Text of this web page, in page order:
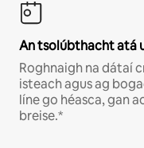
An tsolúbthacht atá
Roghnaigh na dátaí
isteach agus ag
líne go héasca, gan
breise.*